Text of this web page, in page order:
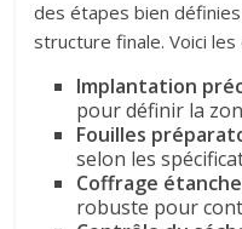
des étapes bien
structure finale. Voici
Implantation
pour définir la
Fouilles
selon les
Coffrage étanche
robuste pour